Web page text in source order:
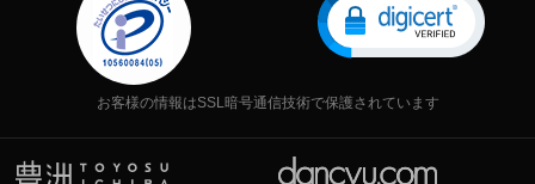
お客様の情報はSSL暗号通信技術で保護されています